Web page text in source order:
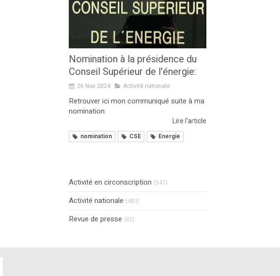
Nomination à la présidence du
Conseil Supérieur de l'énergie:
26 Nov 2024 Activité nationale
Retrouver ici mon communiqué suite à ma
nomination:
Lire l'article
nomination CSE Energie
Activité en circonscription (547)
Activité nationale (483)
Revue de presse (82)